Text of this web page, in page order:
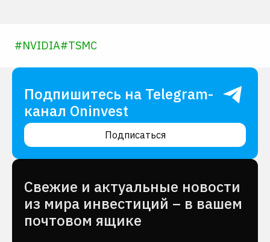
#NVIDIA#TSMC
Подпишитесь на Telegram-
канал Oninvest
Подписаться
Cвежие и актуальные новости
из мира инвестиций – в вашем
почтовом ящике